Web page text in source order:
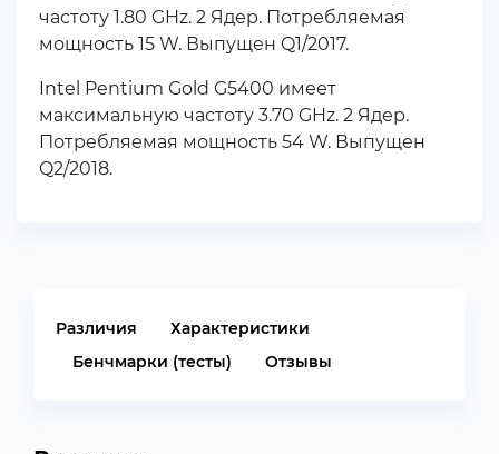
частоту 1.80 GHz. 2 Ядер. Потребляемая
мощность 15 W. Выпущен Q1/2017.
Intel Pentium Gold G5400 имеет
максимальную частоту 3.70 GHz. 2 Ядер.
Потребляемая мощность 54 W. Выпущен
Q2/2018.
Различия
Характеристики
Бенчмарки (тесты)
Отзывы